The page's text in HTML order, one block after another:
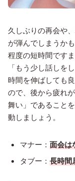
久しぶりの再会や
が弾んでしまうか
程度の短時間です
「もう少し話しを
時間を伸ばしても
ので、後から疲れ
舞い」であること
動しましょう。
マナー： 面会は
タブー： 長時間